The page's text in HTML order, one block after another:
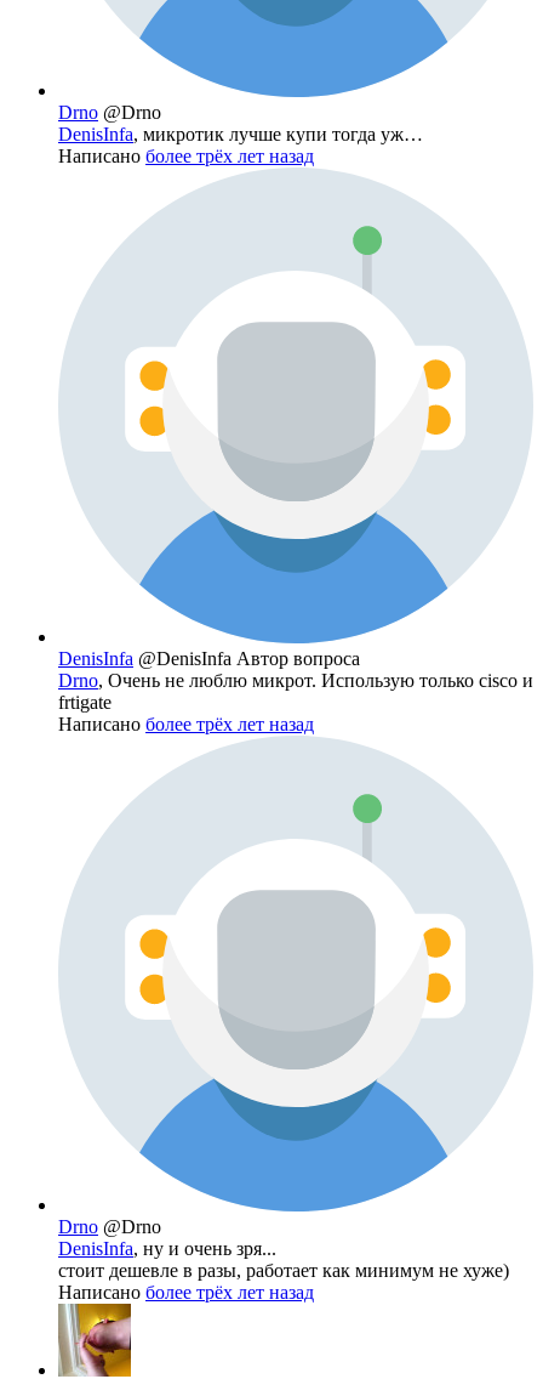
Drno @Drno
DenisInfa, микротик лучше купи тогда уж…
Написано более трёх лет назад
DenisInfa @DenisInfa Автор вопроса
Drno, Очень не люблю микрот. Использую только cisco и
frtigate
Написано более трёх лет назад
Drno @Drno
DenisInfa, ну и очень зря...
стоит дешевле в разы, работает как минимум не хуже)
Написано более трёх лет назад